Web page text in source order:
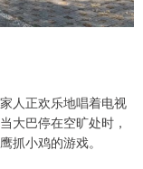
人正欢乐地唱着电视
大巴停在空旷处时，
抓小鸡的游戏。